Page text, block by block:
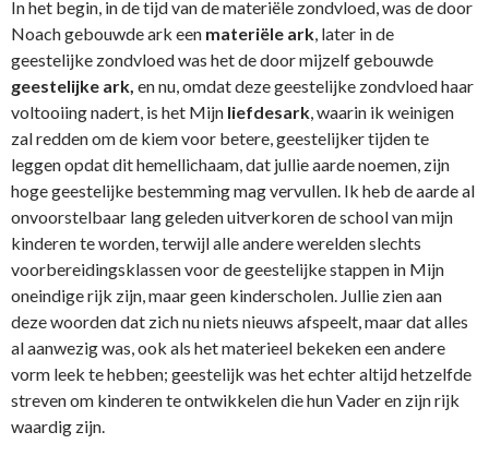
In het begin, in de tijd van de materiële zondvloed, was de door
Noach gebouwde ark een materiële ark, later in de
geestelijke zondvloed was het de door mijzelf gebouwde
geestelijke ark, en nu, omdat deze geestelijke zondvloed haar
voltooiing nadert, is het Mijn liefdesark, waarin ik weinigen
zal redden om de kiem voor betere, geestelijker tijden te
leggen opdat dit hemellichaam, dat jullie aarde noemen, zijn
hoge geestelijke bestemming mag vervullen. Ik heb de aarde al
onvoorstelbaar lang geleden uitverkoren de school van mijn
kinderen te worden, terwijl alle andere werelden slechts
voorbereidingsklassen voor de geestelijke stappen in Mijn
oneindige rijk zijn, maar geen kinderscholen. Jullie zien aan
deze woorden dat zich nu niets nieuws afspeelt, maar dat alles
al aanwezig was, ook als het materieel bekeken een andere
vorm leek te hebben; geestelijk was het echter altijd hetzelfde
streven om kinderen te ontwikkelen die hun Vader en zijn rijk
waardig zijn.